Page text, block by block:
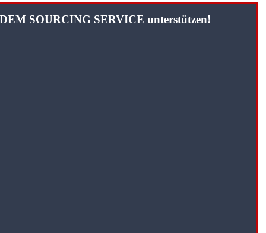
SOURCING SERVICE unterstützen!